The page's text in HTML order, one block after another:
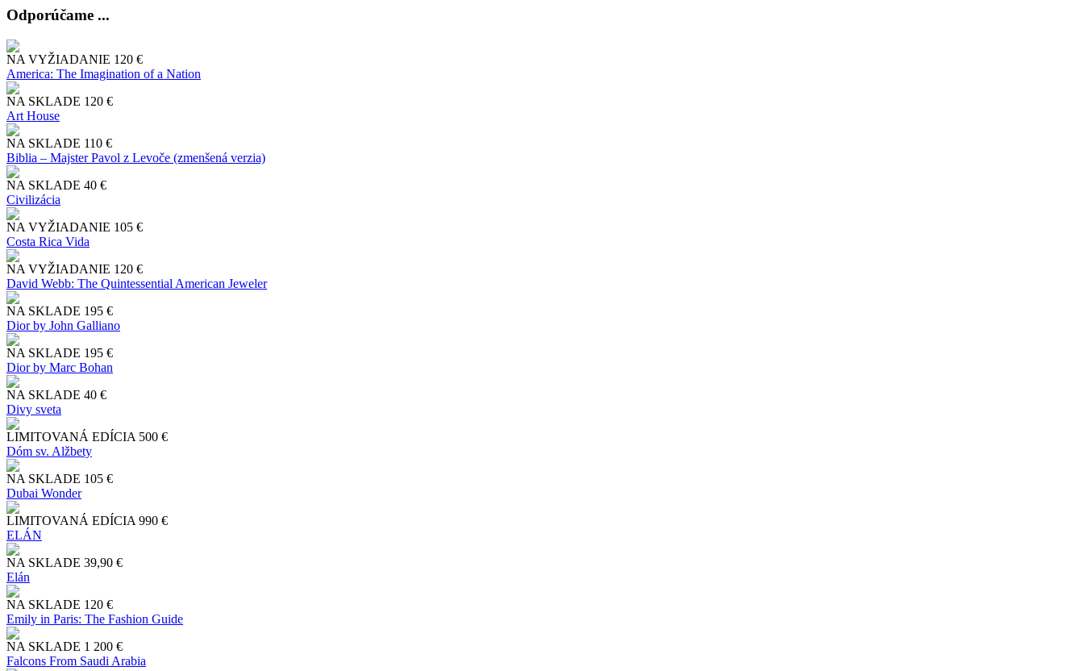
Odporúčame ...
NA VYŽIADANIE 120 €
America: The Imagination of a Nation
NA SKLADE 120 €
Art House
NA SKLADE 110 €
Biblia – Majster Pavol z Levoče (zmenšená verzia)
NA SKLADE 40 €
Civilizácia
NA VYŽIADANIE 105 €
Costa Rica Vida
NA VYŽIADANIE 120 €
David Webb: The Quintessential American Jeweler
NA SKLADE 195 €
Dior by John Galliano
NA SKLADE 195 €
Dior by Marc Bohan
NA SKLADE 40 €
Divy sveta
LIMITOVANÁ EDÍCIA 500 €
Dóm sv. Alžbety
NA SKLADE 105 €
Dubai Wonder
LIMITOVANÁ EDÍCIA 990 €
ELÁN
NA SKLADE 39,90 €
Elán
NA SKLADE 120 €
Emily in Paris: The Fashion Guide
NA SKLADE 1 200 €
Falcons From Saudi Arabia